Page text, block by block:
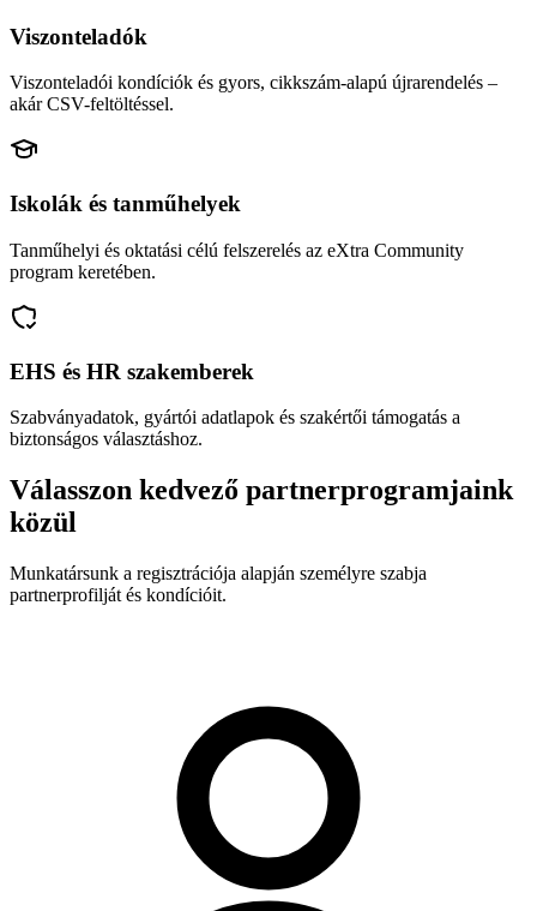
Viszonteladók
Viszonteladói kondíciók és gyors, cikkszám-alapú újrarendelés –
akár CSV-feltöltéssel.
Iskolák és tanműhelyek
Tanműhelyi és oktatási célú felszerelés az eXtra Community
program keretében.
EHS és HR szakemberek
Szabványadatok, gyártói adatlapok és szakértői támogatás a
biztonságos választáshoz.
Válasszon kedvező partnerprogramjaink
közül
Munkatársunk a regisztrációja alapján személyre szabja
partnerprofilját és kondícióit.